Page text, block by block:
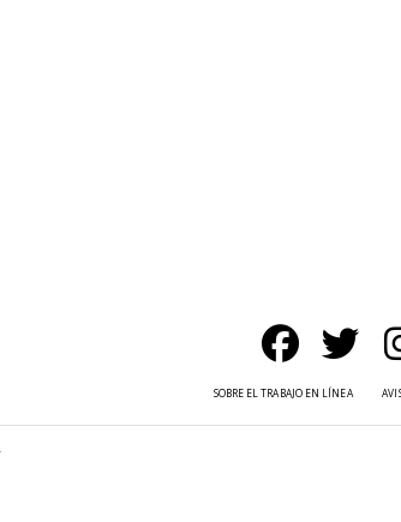
SOBRE EL TRABAJO EN LÍNEA